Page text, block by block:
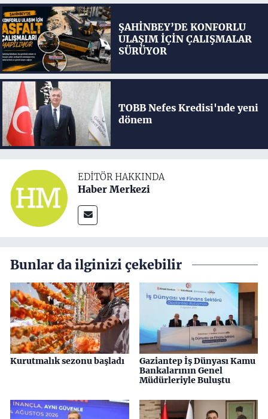
ŞAHİNBEY’DE KONFORLU
ULAŞIM İÇİN ÇALIŞMALAR
SÜRÜYOR
TOBB Nefes Kredisi'nde yeni
dönem
EDITÖR HAKKINDA
Haber Merkezi
Bunlar da ilginizi çekebilir
Kurutmalık sezonu başladı
Gaziantep İş Dünyası Kamu
Bankalarının Genel
Müdürleriyle Buluştu